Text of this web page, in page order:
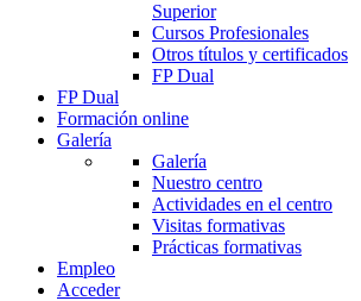
Superior
Cursos Profesionales
Otros títulos y certificados
FP Dual
FP Dual
Formación online
Galería
Galería
Nuestro centro
Actividades en el centro
Visitas formativas
Prácticas formativas
Empleo
Acceder